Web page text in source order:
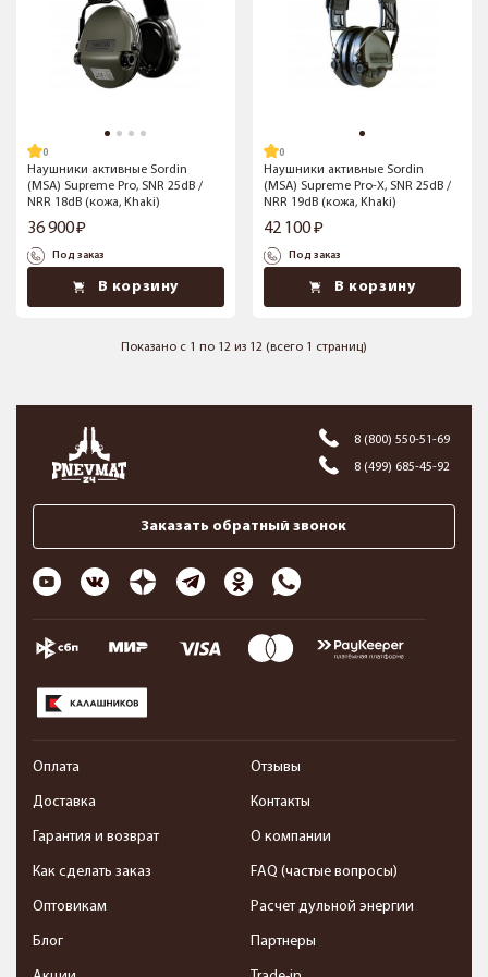
Наушники активные Sordin
(MSA) Supreme Pro, SNR 25dB /
NRR 18dB (кожа, Khaki)
36 900
Под заказ
В корзину
Наушники активные Sordin
(MSA) Supreme Pro-X, SNR 25dB /
NRR 19dB (кожа, Khaki)
42 100
Под заказ
В корзину
Показано с 1 по 12 из 12 (всего 1 страниц)
8 (800) 550-51-69
8 (499) 685-45-92
Заказать обратный звонок
Оплата
Доставка
Гарантия и возврат
Как сделать заказ
Оптовикам
Блог
Отзывы
Контакты
О компании
FAQ (частые вопросы)
Расчет дульной энергии
Партнеры